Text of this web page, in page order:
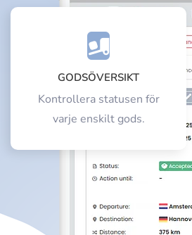
GODSÖVERSIKT
Kontrollera statusen för
varje enskilt gods.